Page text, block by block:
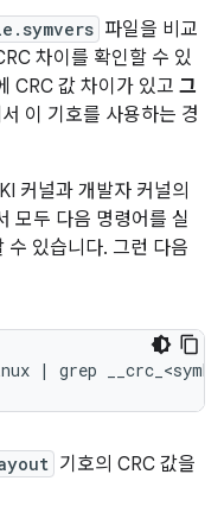
파일을 비교
차이를 확인할 수 있
CRC 값 차이가 있고 그
이 기호를 사용하는 경
커널과 개발자 커널의
모두 다음 명령어를 실
수 있습니다. 그런 다음
| grep
기호의 CRC 값을